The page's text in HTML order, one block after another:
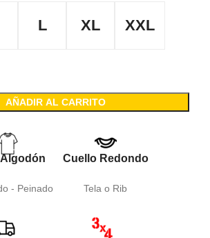
L XL XXL
AÑADIR AL CARRITO
Algodón
- Peinado
Cuello Redondo
Tela o Rib